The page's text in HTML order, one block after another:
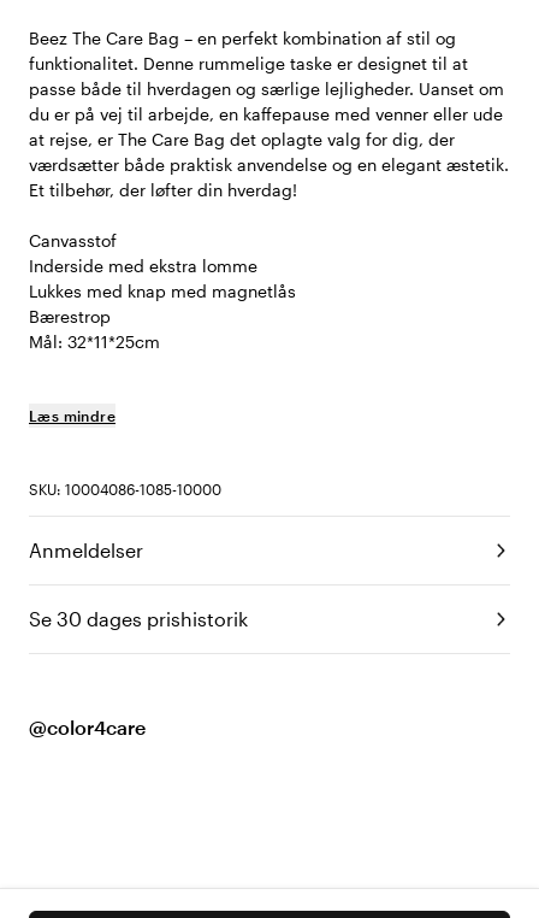
Beez The Care Bag – en perfekt kombination af stil og
funktionalitet. Denne rummelige taske er designet til at
passe både til hverdagen og særlige lejligheder. Uanset om
du er på vej til arbejde, en kaffepause med venner eller ude
at rejse, er The Care Bag det oplagte valg for dig, der
værdsætter både praktisk anvendelse og en elegant æstetik.
Et tilbehør, der løfter din hverdag!
Canvasstof
Inderside med ekstra lomme
Lukkes med knap med magnetlås
Bærestrop
Mål: 32*11*25cm
Læs mindre
SKU: 10004086-1085-10000
Anmeldelser
Se 30 dages prishistorik
@color4care